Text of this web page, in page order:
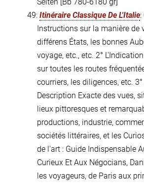
Seiten [Bb 780-6180 gr]
49: Itinéraire Classique De L'Italie:
Instructions sur la manière de
différens États, les bonnes
voyage, etc., etc. 2°
sur toutes les routes
courriers, les diligences, etc.
Description Exacte des vues,
lieux pittoresques et
productions, industrie,
sociétés littéraires, et les
de l'art : Guide Indispensable
Curieux Et Aux Négocians,
les voyageurs, de Paris aux